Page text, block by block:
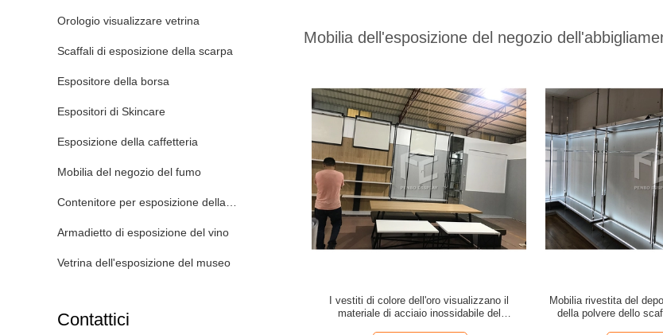
Orologio visualizzare vetrina
Scaffali di esposizione della scarpa
Espositore della borsa
Espositori di Skincare
Esposizione della caffetteria
Mobilia del negozio del fumo
Contenitore per esposizione della parrucca
Armadietto di esposizione del vino
Vetrina dell'esposizione del museo
Contattici
Mobilia dell'esposizione del negozio
I vestiti di colore dell'oro visualizzano il
materiale di acciaio inossidabile del
Mobilia rivestita del
della polvere dello